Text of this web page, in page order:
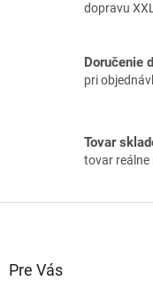
dopravu
Doručenie
pri
Tovar
tovar reálne
Pre Vás